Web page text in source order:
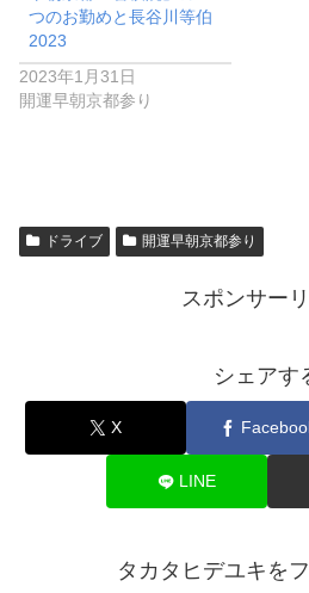
つのお勤めと長谷川等伯
2023
2023年1月31日
開運早朝京都参り
ドライブ 開運早朝京都参り
スポンサー
シェアす
X
LINE
タカタヒデユキを